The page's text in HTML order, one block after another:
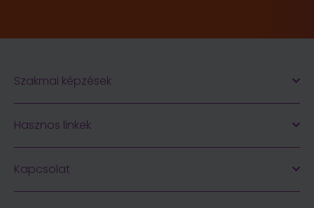
Szakmai képzések
Hasznos linkek
Kapcsolat